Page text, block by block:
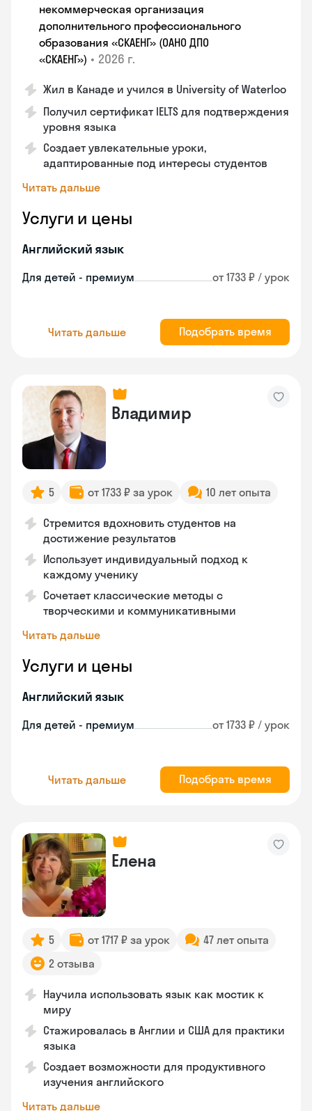
некоммерческая организация
дополнительного профессионального
образования «СКАЕНГ» (ОАНО ДПО
«СКАЕНГ») • 2026 г.
Жил в Канаде и учился в University of Waterloo
Получил сертификат IELTS для подтверждения
уровня языка
Создает увлекательные уроки,
адаптированные под интересы студентов
Читать дальше
Услуги и цены
Английский язык
Для детей - премиум от 1733 ₽ / урок
Читать дальше Подобрать время
Владимир
5 от 1733 ₽ за урок 10 лет опыта
Стремится вдохновить студентов на
достижение результатов
Использует индивидуальный подход к
каждому ученику
Сочетает классические методы с
творческими и коммуникативными
Читать дальше
Услуги и цены
Английский язык
Для детей - премиум от 1733 ₽ / урок
Читать дальше Подобрать время
Елена
5 от 1717 ₽ за урок
47 лет опыта
2 отзыва
Научила использовать язык как мостик к
миру
Стажировалась в Англии и США для практики
языка
Создает возможности для продуктивного
изучения английского
Читать дальше